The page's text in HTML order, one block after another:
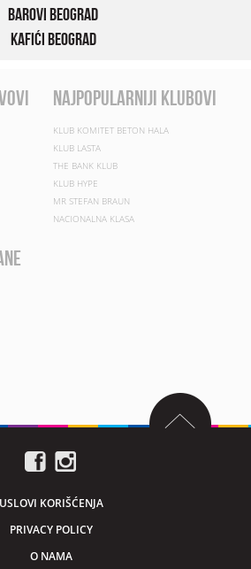
Barovi Beograd
Kafići Beograd
najpopularniji klubovi
KLUB KOMITET BETON HALA
KLUB LASTA
THE BANK KLUB
KLUB HYPE
MR STEFAN BRAUN
NACIONALNA KLASA
USLOVI KORIŠĆENJA
PRIVACY POLICY
O NAMA